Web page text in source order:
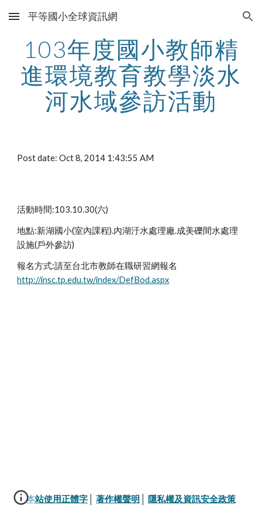
Skip to main content Skip to navigation
平等國小全球資訊網
103年度國小教師精
進環境教育教學淡水
河水域參訪活動
Post date: Oct 8, 2014 1:43:55 AM
活動時間:103.10.30(六)
地點:新湖國小(室內課程).內湖汙水處理廠.成美礫間水處理
設施(戶外參訪)
報名方式:請至台北市教師在職研習網報名
http://insc.tp.edu.tw/index/DefBod.aspx
本站使用正體字 著作權聲明 隱私權及資訊安全政策